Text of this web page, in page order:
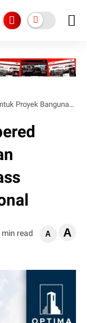
Optima Glass Perkuat Layanan Nasional
min read A A